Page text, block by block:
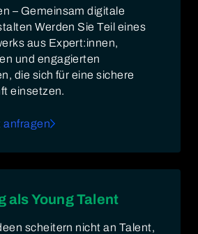
– Gemeinsam digitale
Werden Sie Teil eines
aus Expert:innen,
und engagierten
die sich für eine sichere
einsetzen.
anfragen
als Young Talent
scheitern nicht an Talent,